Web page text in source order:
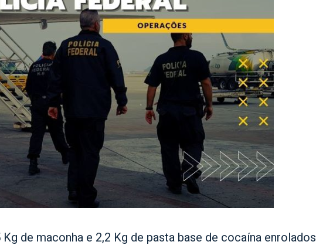
de maconha e 2,2 Kg de pasta base de cocaína enrolados